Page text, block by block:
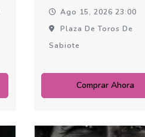
Ago 15, 2026 23:00
Plaza De Toros De
Sabiote
Comprar Ahora